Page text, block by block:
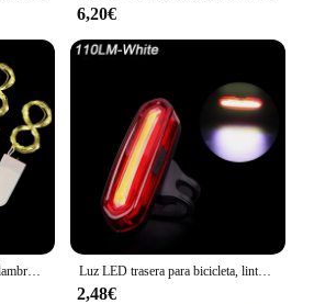
6,20€
Luz LED trasera para bicicleta, linterna de advertencia de seguridad para ciclismo nocturno, resistente al agua, de alto brillo
2,48€